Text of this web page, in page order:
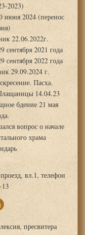
2023)
июня 2024 (перенос
22.06.2022г.
сентября 2021 года
сентября 2022 года
29.09.2024 г.
Пасха.
14.04.23
бдение 21 мая
вопрос о начале
храма
вл.1, телефон
пресвитера